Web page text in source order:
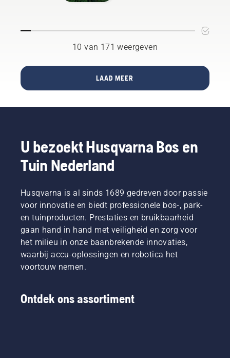
dankzij
efficiënte
accu's
wordt
aanzienlijk
verminderd.
op
uw tuin
met
dan 60
landen
wereld.
10 van 171 weergeven
LAAD MEER
U bezoekt Husqvarna Bos en
Tuin Nederland
Husqvarna is al sinds 1689 gedreven door passie
voor innovatie en biedt professionele bos-, park-
en tuinproducten. Prestaties en bruikbaarheid
gaan hand in hand met veiligheid en zorg voor
het milieu in onze baanbrekende innovaties,
waarbij accu-oplossingen en robotica het
voortouw nemen.
Ontdek ons assortiment